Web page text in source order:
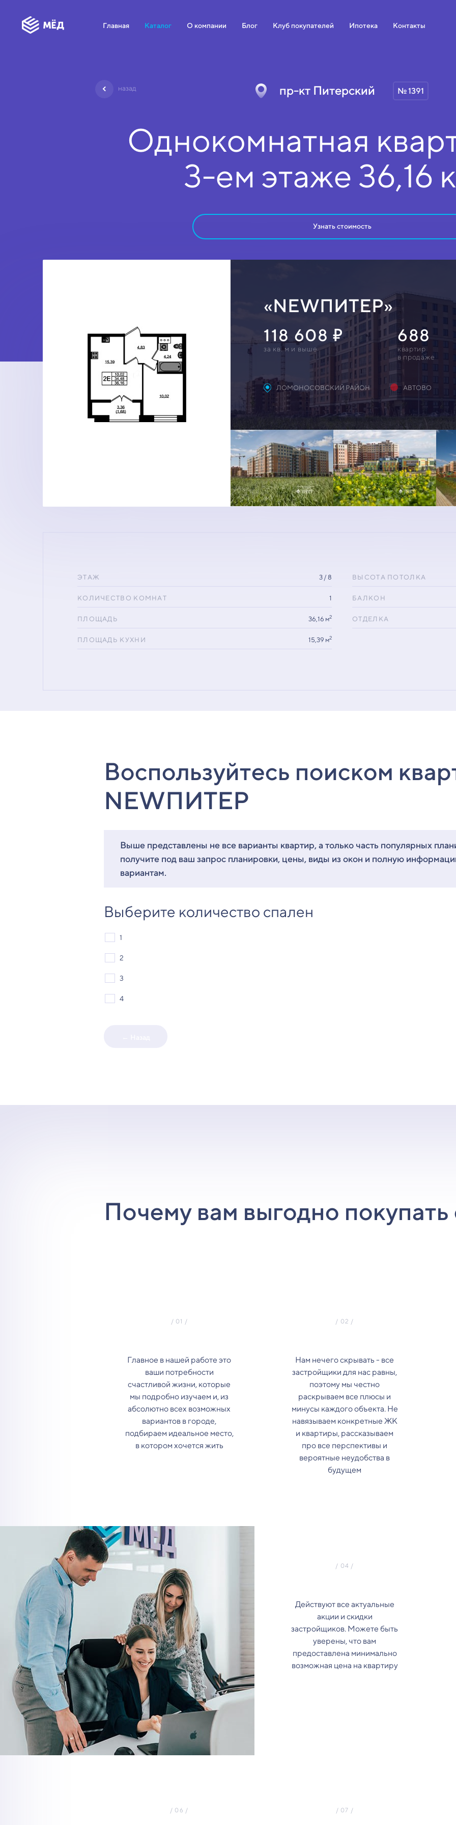
Главная Каталог О компании Блог Клуб покупателей Ипотека Контакты
назад пр-кт Питерский № 1391
Однокомнатная
3-ем этаже 36,16
Узнать стоимость
«NEWПИТЕР»
118 608
за кв. м и выше
688
квартир
в продаже
ЛОМОНОСОВСКИЙ РАЙОН АВТОВО
ЭТАЖ 3 / 8
КОЛИЧЕСТВО КОМНАТ 1
ПЛОЩАДЬ 36,16 м2
ПЛОЩАДЬ КУХНИ 15,39 м2
ВЫСОТА ПОТОЛКА
БАЛКОН
ОТДЕЛКА
Воспользуйтесь поиском
NEWПИТЕР
Выше представлены не все варианты квартир, а только часть популярных
получите под ваш запрос планировки, цены, виды из окон и полную
вариантам.
Выберите количество спален
1
2
3
4
Почему вам выгодно покупать
Главное в нашей работе это
ваши потребности
счастливой жизни, которые
мы подробно изучаем и, из
абсолютно всех возможных
вариантов в городе,
подбираем идеальное место,
в котором хочется жить
Нам нечего скрывать - все
застройщики для нас равны,
поэтому мы честно
раскрываем все плюсы и
минусы каждого объекта. Не
навязываем конкретные ЖК
и квартиры, рассказываем
про все перспективы и
вероятные неудобства в
будущем
Действуют все актуальные
акции и скидки
застройщиков. Можете быть
уверены, что вам
предоставлена минимально
возможная цена на квартиру